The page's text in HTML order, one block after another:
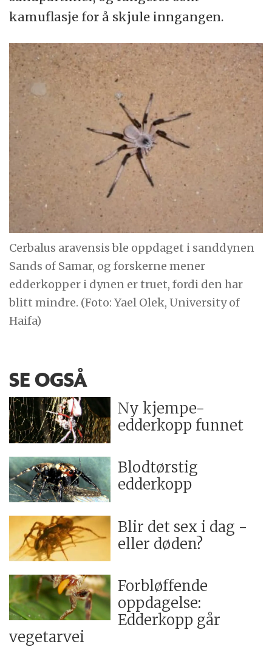
kamuflasje for å skjule inngangen.
Cerbalus aravensis ble oppdaget i sanddynen
Sands of Samar, og forskerne mener
edderkopper i dynen er truet, fordi den har
blitt mindre. (Foto: Yael Olek, University of
Haifa)
SE OGSÅ
Ny kjempe-
edderkopp funnet
Blodtørstig
edderkopp
Blir det sex i dag -
eller døden?
Forbløffende
oppdagelse:
Edderkopp går
vegetarvei